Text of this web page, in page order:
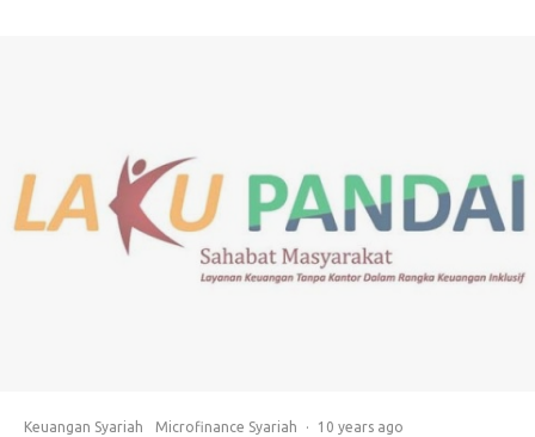
Keuangan Syariah Microfinance Syariah · 10 years ago